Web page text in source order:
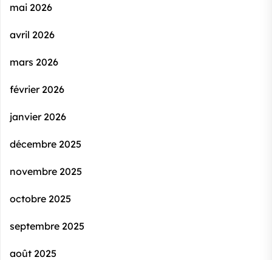
mai 2026
avril 2026
mars 2026
février 2026
janvier 2026
décembre 2025
novembre 2025
octobre 2025
septembre 2025
août 2025